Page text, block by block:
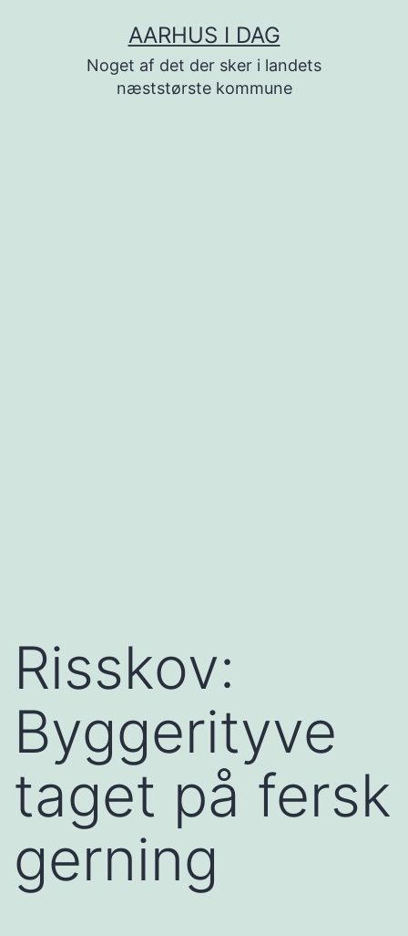
AARHUS I DAG
Noget af det der sker i landets
næststørste kommune
Risskov:
Byggerityve
taget på fersk
gerning